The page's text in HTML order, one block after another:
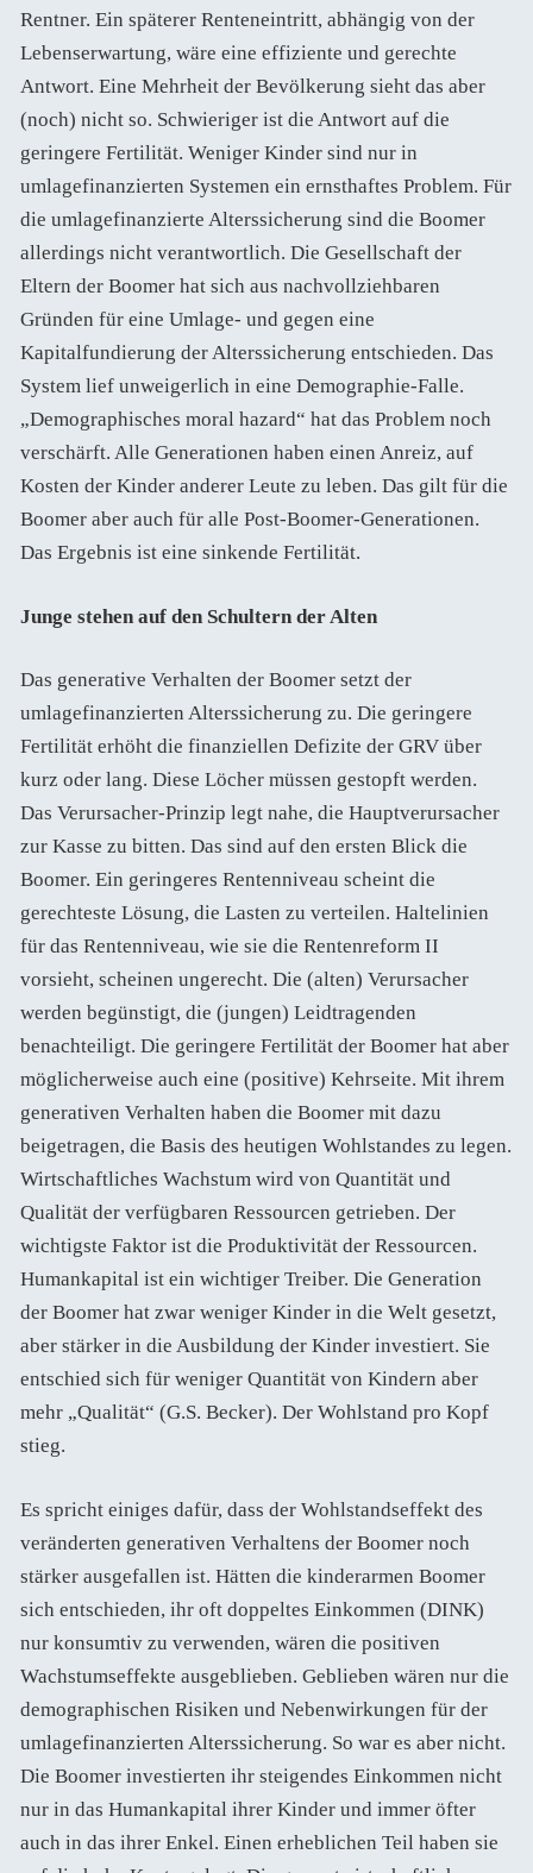
Rentner. Ein späterer Renteneintritt, abhängig von der
Lebenserwartung, wäre eine effiziente und gerechte
Antwort. Eine Mehrheit der Bevölkerung sieht das aber
(noch) nicht so. Schwieriger ist die Antwort auf die
geringere Fertilität. Weniger Kinder sind nur in
umlagefinanzierten Systemen ein ernsthaftes Problem. Für
die umlagefinanzierte Alterssicherung sind die Boomer
allerdings nicht verantwortlich. Die Gesellschaft der
Eltern der Boomer hat sich aus nachvollziehbaren
Gründen für eine Umlage- und gegen eine
Kapitalfundierung der Alterssicherung entschieden. Das
System lief unweigerlich in eine Demographie-Falle.
„Demographisches moral hazard“ hat das Problem noch
verschärft. Alle Generationen haben einen Anreiz, auf
Kosten der Kinder anderer Leute zu leben. Das gilt für die
Boomer aber auch für alle Post-Boomer-Generationen.
Das Ergebnis ist eine sinkende Fertilität.
Junge stehen auf den Schultern der Alten
Das generative Verhalten der Boomer setzt der
umlagefinanzierten Alterssicherung zu. Die geringere
Fertilität erhöht die finanziellen Defizite der GRV über
kurz oder lang. Diese Löcher müssen gestopft werden.
Das Verursacher-Prinzip legt nahe, die Hauptverursacher
zur Kasse zu bitten. Das sind auf den ersten Blick die
Boomer. Ein geringeres Rentenniveau scheint die
gerechteste Lösung, die Lasten zu verteilen. Haltelinien
für das Rentenniveau, wie sie die Rentenreform II
vorsieht, scheinen ungerecht. Die (alten) Verursacher
werden begünstigt, die (jungen) Leidtragenden
benachteiligt. Die geringere Fertilität der Boomer hat aber
möglicherweise auch eine (positive) Kehrseite. Mit ihrem
generativen Verhalten haben die Boomer mit dazu
beigetragen, die Basis des heutigen Wohlstandes zu legen.
Wirtschaftliches Wachstum wird von Quantität und
Qualität der verfügbaren Ressourcen getrieben. Der
wichtigste Faktor ist die Produktivität der Ressourcen.
Humankapital ist ein wichtiger Treiber. Die Generation
der Boomer hat zwar weniger Kinder in die Welt gesetzt,
aber stärker in die Ausbildung der Kinder investiert. Sie
entschied sich für weniger Quantität von Kindern aber
mehr „Qualität“ (G.S. Becker). Der Wohlstand pro Kopf
stieg.
Es spricht einiges dafür, dass der Wohlstandseffekt des
veränderten generativen Verhaltens der Boomer noch
stärker ausgefallen ist. Hätten die kinderarmen Boomer
sich entschieden, ihr oft doppeltes Einkommen (DINK)
nur konsumtiv zu verwenden, wären die positiven
Wachstumseffekte ausgeblieben. Geblieben wären nur die
demographischen Risiken und Nebenwirkungen für der
umlagefinanzierten Alterssicherung. So war es aber nicht.
Die Boomer investierten ihr steigendes Einkommen nicht
nur in das Humankapital ihrer Kinder und immer öfter
auch in das ihrer Enkel. Einen erheblichen Teil haben sie